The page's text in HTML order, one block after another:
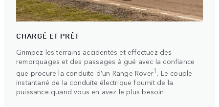
CHARGÉ ET PRÊT
Grimpez les terrains accidentés et effectuez des
remorquages et des passages à gué avec la confiance
que procure la conduite d’un Range Rover1 . Le couple
instantané de la conduite électrique fournit de la
puissance quand vous en avez le plus besoin.